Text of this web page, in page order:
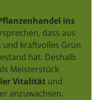
ins
dass aus
und kraftvolles Grün
hat. Deshalb
Meisterstück
Vitalitätund
anzuwachsen.